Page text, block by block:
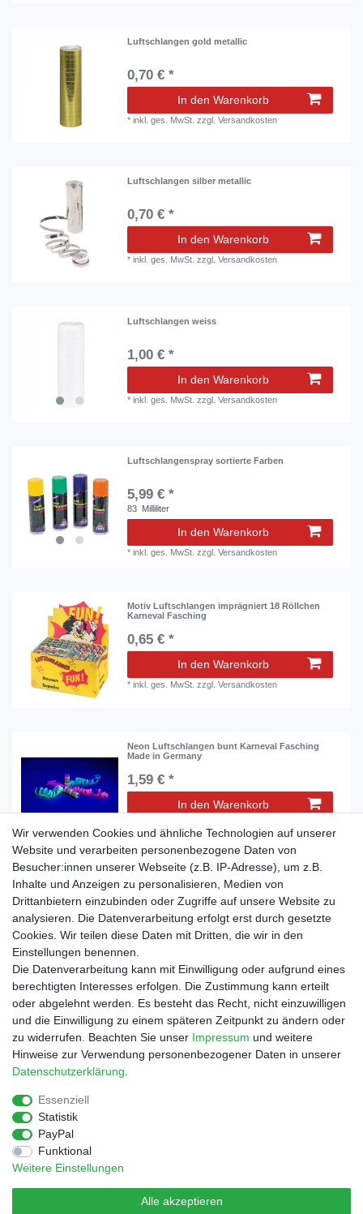
Luftschlangen gold metallic
0,70 € *
In den Warenkorb
*inkl. ges. MwSt. zzgl.Versandkosten
Luftschlangen silber metallic
0,70 € *
In den Warenkorb
*inkl. ges. MwSt. zzgl.Versandkosten
Luftschlangen weiss
1,00 € *
In den Warenkorb
*inkl. ges. MwSt. zzgl.Versandkosten
Luftschlangenspray sortierte Farben
5,99 € *
83 Milliliter
In den Warenkorb
*inkl. ges. MwSt. zzgl.Versandkosten
Motiv Luftschlangen imprägniert 18 Röllchen
Karneval Fasching
0,65 € *
In den Warenkorb
*inkl. ges. MwSt. zzgl.Versandkosten
Neon Luftschlangen bunt Karneval Fasching
Made in Germany
1,59 € *
In den Warenkorb
Shop
Zahlungs- und Versandbedingungen
Warenkorb
Kasse
Mein Konto
Kontakt
Facebook
Service
Impressum
Widerrufs­recht
Wir verwenden Cookies und ähnliche Technologien auf unserer
Website und verarbeiten personenbezogene Daten von
Besucher:innen unserer Webseite (z.B. IP-Adresse), um z.B.
Inhalte und Anzeigen zu personalisieren, Medien von
Drittanbietern einzubinden oder Zugriffe auf unsere Website zu
analysieren. Die Datenverarbeitung erfolgt erst durch gesetzte
Cookies. Wir teilen diese Daten mit Dritten, die wir in den
Einstellungen benennen.
Die Datenverarbeitung kann mit Einwilligung oder aufgrund eines
berechtigten Interesses erfolgen. Die Zustimmung kann erteilt
oder abgelehnt werden. Es besteht das Recht, nicht einzuwilligen
und die Einwilligung zu einem späteren Zeitpunkt zu ändern oder
zu widerrufen. Beachten Sie unser Impressum und weitere
Hinweise zur Verwendung personenbezogener Daten in unserer
Daten­schutz­erklärung
Essenziell
Statistik
PayPal
Funktional
Weitere Einstellungen
Alle akzeptieren